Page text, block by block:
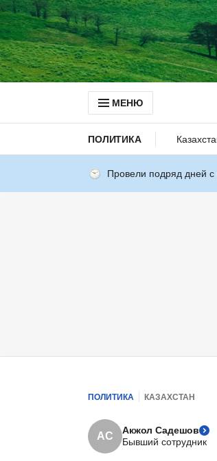
МЕНЮ
ПОЛИТИКА
Провели подряд дней
ПОЛИТИКА КАЗАХСТАН
АС
Акжол Садешов
Бывший сотрудник